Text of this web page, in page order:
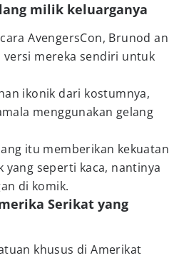
milik keluarganya
AvengersCon, Brunod an
mereka sendiri untuk
ikonik dari kostumnya,
menggunakan gelang
itu memberikan kekuatan
yang seperti kaca, nantinya
di komik.
Serikat yang
khusus di Amerikat